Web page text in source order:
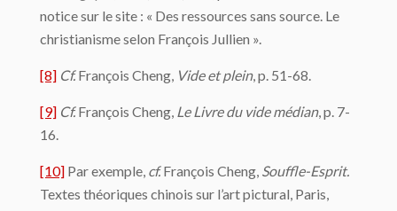
notice sur le site : « Des ressources sans source. Le
christianisme selon François Jullien ».
[8] Cf.François Cheng, Vide et plein, p. 51-68.
[9] Cf.François Cheng, Le Livre du vide médian, p. 7-
16.
[10] Par exemple, cf.François Cheng, Souffle-Esprit.
Textes théoriques chinois sur l’art pictural, Paris,